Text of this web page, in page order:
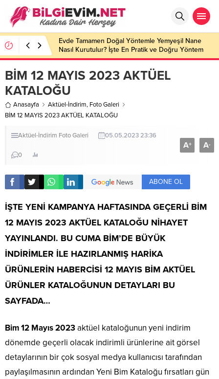
Evde Tamamen Doğal Yöntemle Yemyeşil Nane
Nasıl Kurutulur? İşte En Pratik ve Doğru Yöntem
BİM 12 MAYIS 2023 AKTÜEL
KATALOĞU
Anasayfa Aktüel-İndirim, Foto Galeri
BİM 12 MAYIS 2023 AKTÜEL KATALOĞU
Aktüel-İndirim Foto Galeri 05.05.2023 23:36
0
A+ A-
ABONE OL
İŞTE YENİ KAMPANYA HAFTASINDA GEÇERLİ BİM
12 MAYIS 2023 AKTÜEL KATALOĞU NİHAYET
YAYINLANDI. BU CUMA BİM’DE BÜYÜK
İNDİRİMLER İLE HAZIRLANMIŞ HARİKA
ÜRÜNLERİN HABERCİSİ 12 MAYIS BİM AKTÜEL
ÜRÜNLER KATALOĞUNUN DETAYLARI BU
SAYFADA…
Bim 12 Mayıs 2023aktüel kataloğunun yeni indirim
dönemde geçerli olacak indirimli ürünlerine ait görsel
detaylarının bir çok sosyal medya kullanıcısı tarafından
paylaşılmasının ardından Yeni Bim Kataloğu fırsatları gün